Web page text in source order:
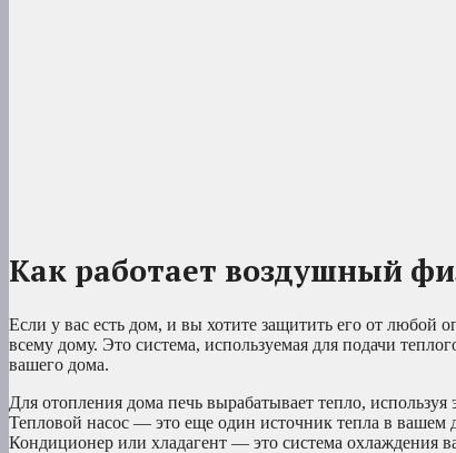
Как работает воздушный
Если у вас есть дом, и вы хотите защитить его от любой
всему дому. Это система, используемая для подачи
вашего дома.
Для отопления дома печь вырабатывает тепло,
Тепловой насос — это еще один источник тепла в вашем
Кондиционер или хладагент — это система охлаждения